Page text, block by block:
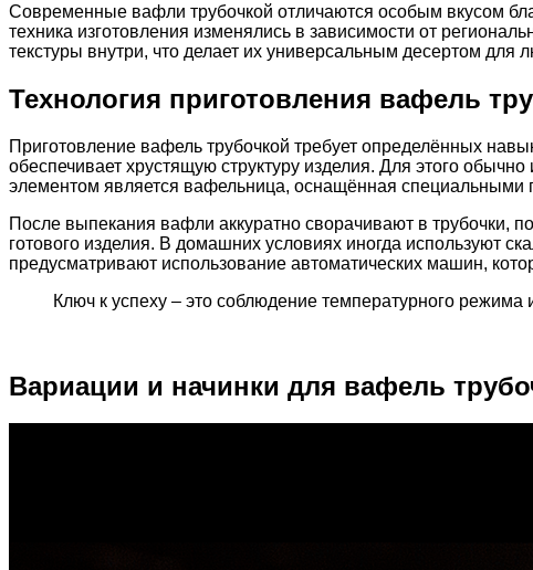
Современные вафли трубочкой отличаются особым вкусом
техника изготовления изменялись в зависимости от
текстуры внутри, что делает их универсальным десертом для
Технология приготовления вафель
Приготовление вафель трубочкой требует определённых
обеспечивает хрустящую структуру изделия. Для этого
элементом является вафельница, оснащённая
После выпекания вафли аккуратно сворачивают в трубочки,
готового изделия. В домашних условиях иногда используют
предусматривают использование автоматических машин,
Ключ к успеху – это соблюдение температурного
Вариации и начинки для вафель